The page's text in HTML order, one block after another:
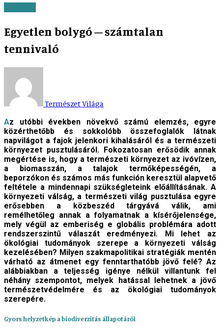
Egyetlen bolygó – számtalan
tennivaló
Természet Világa
Az utóbbi években növekvő számú elemzés, egyre
közérthetőbb és sokkolóbb összefoglalók látnak
napvilágot a fajok jelenkori kihalásáról és a természeti
környezet pusztulásáról. Fokozatosan erősödik annak
megértése is, hogy a természeti környezet az ivóvízen,
a biomasszán, a talajok termőképességén, a
beporzókon és számos más funkción keresztül alapvető
feltétele a mindennapi szükségleteink előállításának. A
környezeti válság, a természeti világ pusztulása egyre
erősebben a közbeszéd tárgyává válik, ami
remélhetőleg annak a folyamatnak a kísérőjelensége,
mely végül az emberiség e globális problémára adott
rendszerszintű válaszát eredményezi. Mi lehet az
ökológiai tudományok szerepe a környezeti válság
kezelésében? Milyen szakmapolitikai stratégiák mentén
várható az átmenet egy fenntarthatóbb jövő felé? Az
alábbiakban a teljesség igénye nélkül villantunk fel
néhány szempontot, melyek hatással lehetnek a jövő
természetvédelmére és az ökológiai tudományok
szerepére.
Gyors helyzetkép a biodiverzitás állapotáról